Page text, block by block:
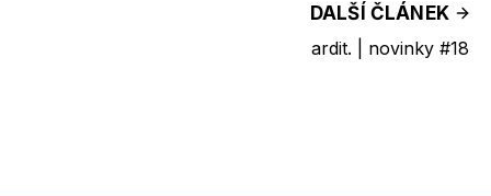
DALŠÍ ČLÁNEK
ardit. | novinky #18